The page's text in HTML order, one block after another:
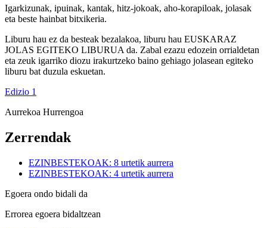
Igarkizunak, ipuinak, kantak, hitz-jokoak, aho-korapiloak, jolasak
eta beste hainbat bitxikeria.
Liburu hau ez da besteak bezalakoa, liburu hau EUSKARAZ
JOLAS EGITEKO LIBURUA da. Zabal ezazu edozein orrialdetan
eta zeuk igarriko diozu irakurtzeko baino gehiago jolasean egiteko
liburu bat duzula eskuetan.
Edizio 1
Aurrekoa Hurrengoa
Zerrendak
EZINBESTEKOAK: 8 urtetik aurrera
EZINBESTEKOAK: 4 urtetik aurrera
Egoera ondo bidali da
Errorea egoera bidaltzean